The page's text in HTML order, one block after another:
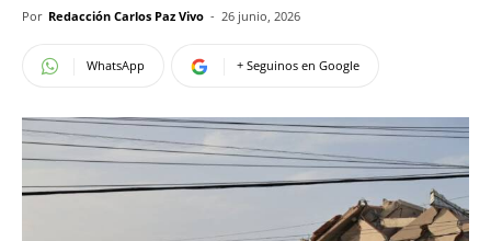
Por Redacción Carlos Paz Vivo - 26 junio, 2026
WhatsApp + Seguinos en Google